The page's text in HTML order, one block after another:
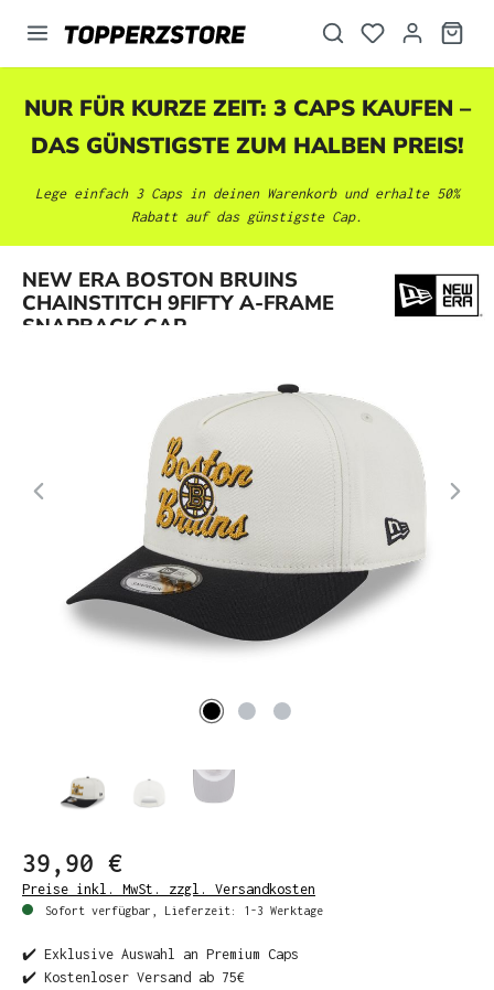
springen
NUR FÜR KURZE ZEIT: 3 CAPS KAUFEN –
DAS GÜNSTIGSTE ZUM HALBEN PREIS!
Lege einfach 3 Caps in deinen Warenkorb und erhalte 50%
Rabatt auf das günstigste Cap.
NEW ERA BOSTON BRUINS
CHAINSTITCH 9FIFTY A-FRAME
SNAPBACK CAP
Bildergalerie überspringen
39,90 €
Preise inkl. MwSt. zzgl. Versandkosten
Sofort verfügbar, Lieferzeit: 1-3 Werktage
✔️ Exklusive Auswahl an Premium Caps
✔️ Kostenloser Versand ab 75€